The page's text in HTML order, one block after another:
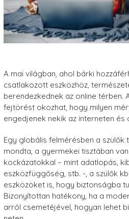
A mai világban, ahol bárki
csatlakozott eszközhöz,
berendezkednek az online térben.
fejtörést okozhat, hogy milyen
engedjenek nekik az interneten és
Egy globális felmérésben a
mondta, a gyermekei tisztában
kockázatokkal – mint adatlopás,
eszközfüggőség, stb. -, a szülők
eszközöket is, hogy biztonságba
Bizonyítottan hatékony, ha a
arról csemetéjével, hogyan lehet